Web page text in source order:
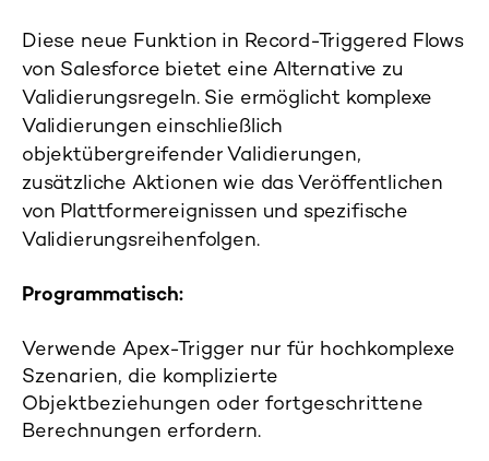
Diese neue Funktion in Record-Triggered Flows
von Salesforce bietet eine Alternative zu
Validierungsregeln. Sie ermöglicht komplexe
Validierungen einschließlich
objektübergreifender Validierungen,
zusätzliche Aktionen wie das Veröffentlichen
von Plattformereignissen und spezifische
Validierungsreihenfolgen.
Programmatisch:
Verwende Apex-Trigger nur für hochkomplexe
Szenarien, die komplizierte
Objektbeziehungen oder fortgeschrittene
Berechnungen erfordern.